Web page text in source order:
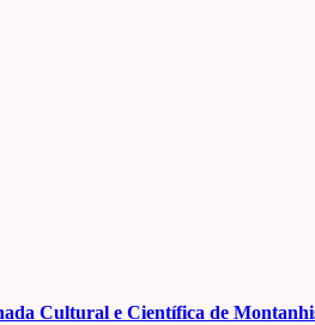
Cultural e Científica de